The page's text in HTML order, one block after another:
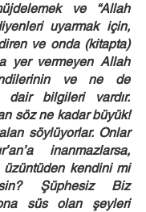
ve “Allah
uyarmak için,
ve onda (kitapta)
yer vermeyen Allah
ve ne de
dair bilgileri vardır.
söz ne kadar büyük!
söylüyorlar. Onlar
inanmazlarsa,
üzüntüden kendini mi
Şüphesiz Biz
süs olan şeyleri